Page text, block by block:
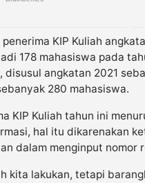
KIP Kuliah
178 mahasiswa pada
disusul angkatan 2021
280 mahasiswa.
KIP Kuliah tahun ini
hal itu dikarenakan
dalam menginput nomor
kita lakukan, tetapi